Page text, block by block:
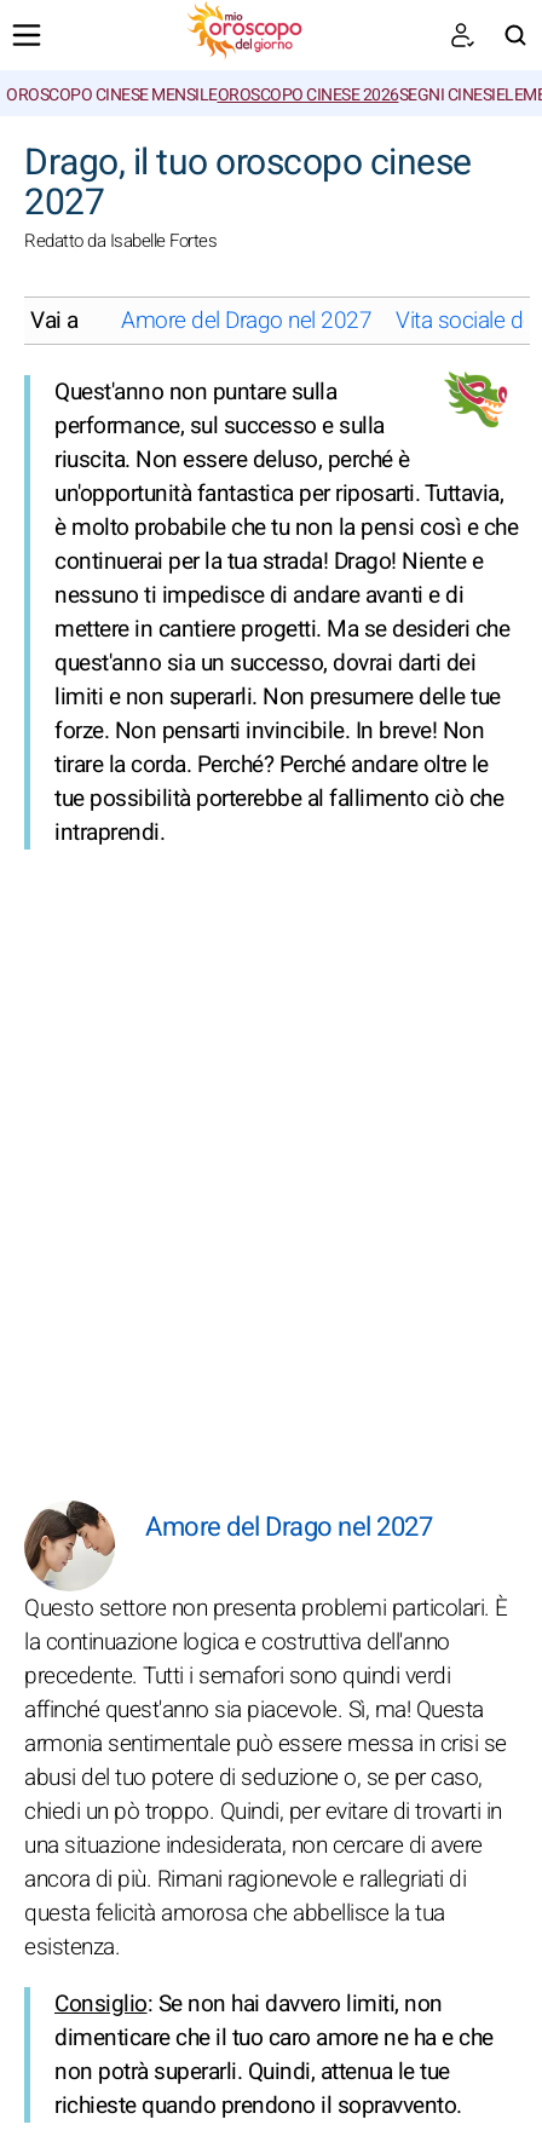
OROSCOPO CINESE MENSILEOROSCOPO CINESE 2026SEGNI CINESI
Drago, il tuo oroscopo cinese
2027
Redatto da Isabelle Fortes
Vai a Amore del Drago nel 2027 Vita sociale
Quest'anno non puntare sulla
performance, sul successo e sulla
riuscita. Non essere deluso, perché è
un'opportunità fantastica per riposarti. Tuttavia,
è molto probabile che tu non la pensi così e che
continuerai per la tua strada! Drago! Niente e
nessuno ti impedisce di andare avanti e di
mettere in cantiere progetti. Ma se desideri che
quest'anno sia un successo, dovrai darti dei
limiti e non superarli. Non presumere delle tue
forze. Non pensarti invincibile. In breve! Non
tirare la corda. Perché? Perché andare oltre le
tue possibilità porterebbe al fallimento ciò che
intraprendi.
Amore del Drago nel 2027
Questo settore non presenta problemi particolari. È
la continuazione logica e costruttiva dell'anno
precedente. Tutti i semafori sono quindi verdi
affinché quest'anno sia piacevole. Sì, ma! Questa
armonia sentimentale può essere messa in crisi se
abusi del tuo potere di seduzione o, se per caso,
chiedi un pò troppo. Quindi, per evitare di trovarti in
una situazione indesiderata, non cercare di avere
ancora di più. Rimani ragionevole e rallegriati di
questa felicità amorosa che abbellisce la tua
esistenza.
Consiglio: Se non hai davvero limiti, non
dimenticare che il tuo caro amore ne ha e che
non potrà superarli. Quindi, attenua le tue
richieste quando prendono il sopravvento.